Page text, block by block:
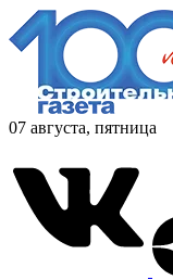
07 августа, пятница